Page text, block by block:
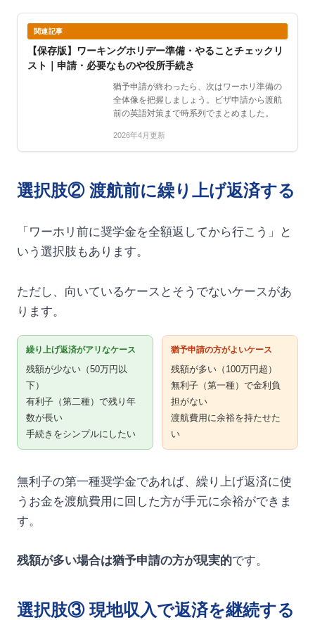
関連記事
【保存版】ワーキングホリデー準備・やることチェックリ
スト｜申請・必要なものや役所手続き
猶予申請が終わったら、次はワーホリ準備の
全体像を把握しましょう。ビザ申請から渡航
前の英語対策まで時系列でまとめました。
2026年4月更新
選択肢② 渡航前に繰り上げ返済する
「ワーホリ前に奨学金を全額返してから行こう」と
いう選択肢もあります。
ただし、向いているケースとそうでないケースがあ
ります。
繰り上げ返済がアリなケース
残額が少ない（50万円以
下）
有利子（第二種）で残り年
数が長い
手続きをシンプルにしたい
猶予申請の方がよいケース
残額が多い（100万円超）
無利子（第一種）で金利負
担がない
渡航費用に余裕を持たせた
い
無利子の第一種奨学金であれば、繰り上げ返済に使
うお金を渡航費用に回した方が手元に余裕ができま
す。
残額が多い場合は猶予申請の方が現実的です。
選択肢③ 現地収入で返済を継続する